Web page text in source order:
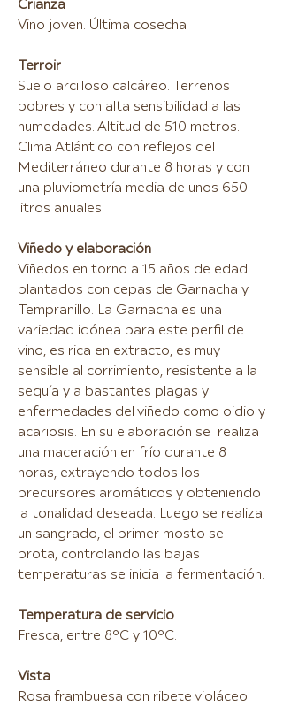
Crianza
Vino joven. Última cosecha
Terroir
Suelo arcilloso calcáreo. Terrenos
pobres y con alta sensibilidad a las
humedades. Altitud de 510 metros.
Clima Atlántico con reflejos del
Mediterráneo durante 8 horas y con
una pluviometría media de unos 650
litros anuales.
Viñedo y elaboración
Viñedos en torno a 15 años de edad
plantados con cepas de Garnacha y
Tempranillo. La Garnacha es una
variedad idónea para este perfil de
vino, es rica en extracto, es muy
sensible al corrimiento, resistente a la
sequía y a bastantes plagas y
enfermedades del viñedo como oidio y
acariosis. En su elaboración se realiza
una maceración en frío durante 8
horas, extrayendo todos los
precursores aromáticos y obteniendo
la tonalidad deseada. Luego se realiza
un sangrado, el primer mosto se
brota, controlando las bajas
temperaturas se inicia la fermentación.
Temperatura de servicio
Fresca, entre 8°C y 10°C.
Vista
Rosa frambuesa con ribete violáceo.